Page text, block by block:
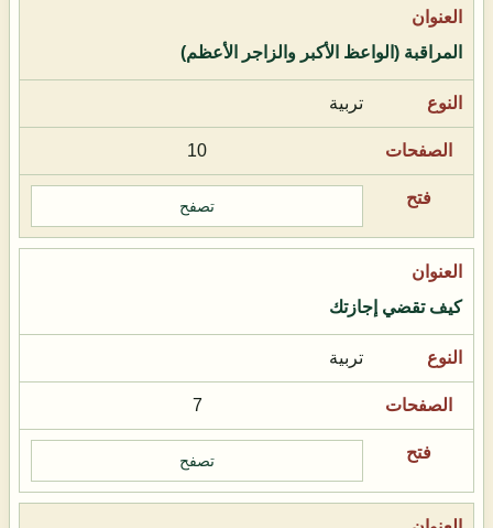
المراقبة (الواعظ الأكبر والزاجر الأعظم)
تربية
10
تصفح
كيف تقضي إجازتك
تربية
7
تصفح